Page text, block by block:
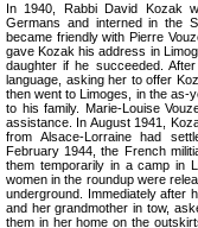
In 1940, Rabbi David Kozak
Germans and interned in the
became friendly with Pierre
gave Kozak his address in
daughter if he succeeded.
language, asking her to offer
then went to Limoges, in the as-
to his family. Marie-Louise
assistance. In August 1941,
from Alsace-Lorraine had
February 1944, the French
them temporarily in a camp in
women in the roundup were
underground. Immediately after
and her grandmother in tow,
them in her home on the